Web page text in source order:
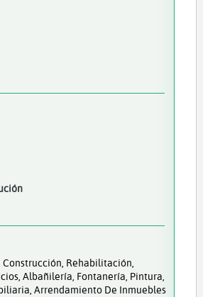
Construcción, Rehabilitación,
Albañilería, Fontanería, Pintura,
Arrendamiento De Inmuebles